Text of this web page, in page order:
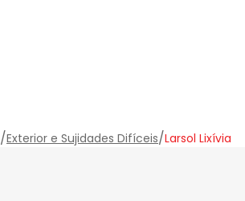
/Exterior e Sujidades Difíceis/Larsol Lixívia